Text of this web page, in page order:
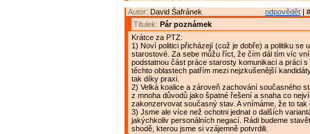
odpovědět |
Autor: David Šafránek
Titulek: Pár poznámek
Krátce za PTZ:
1) Noví politici přicházejí (což je dobře) a politiku se
starostové. Za sebe můžu říct, že čím dál tím víc
podstatnou část práce starosty komunikaci a práci s
těchto oblastech patřím mezi nejzkušenější
tak díky praxi.
2) Velká koalice a zároveň zachování současného
z mnoha důvodů jako špatné řešení a snaha co
zakonzervovat současný stav. A vnímáme, že to tak
3) Jsme ale více než ochotni jednat o dalších
jakýchkoliv personálních negací. Rádi budeme
shodě, kterou jsme si vzájemně potvrdili.